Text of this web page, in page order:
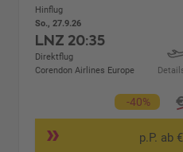
Hinflug
So., 27.9.26
LNZ 20:35
Direktflug
Corendon Airlines Europe
-40% €
p.P. ab €